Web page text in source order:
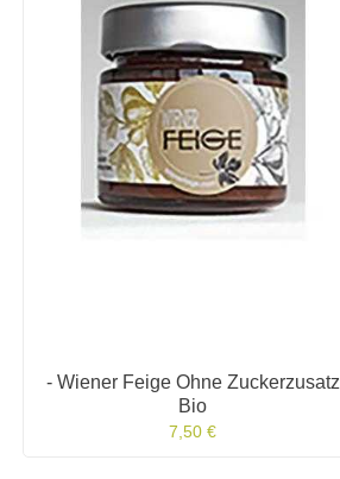
- Wiener Feige Ohne Zuckerzusatz
Bio
7,50 €